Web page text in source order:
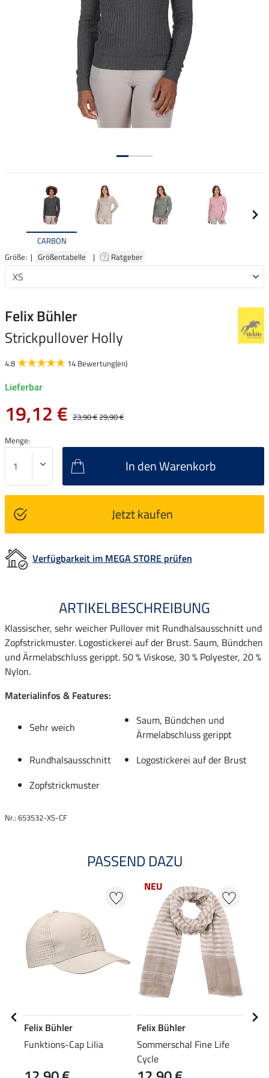
CARBON
Größe: | Größentabelle | Ratgeber
Felix Bühler
Strickpullover Holly
4.8 14 Bewertung(en)
Lieferbar
19,12 € 23,90 €29,90 €
Menge:
In den Warenkorb
Jetzt kaufen
Verfügbarkeit im MEGA STORE prüfen
ARTIKELBESCHREIBUNG
Klassischer, sehr weicher Pullover mit Rundhalsausschnitt und
Zopfstrickmuster. Logostickerei auf der Brust. Saum, Bündchen
und Ärmelabschluss gerippt. 50 % Viskose, 30 % Polyester, 20 %
Nylon.
Materialinfos & Features:
Sehr weich
Saum, Bündchen und
Ärmelabschluss gerippt
Rundhalsausschnitt
Logostickerei auf der Brust
Zopfstrickmuster
Nr.: 653532-XS-CF
PASSEND DAZU
Felix Bühler
Funktions-Cap Lilia
NEU
Felix Bühler
Sommerschal Fine Life
Cycle